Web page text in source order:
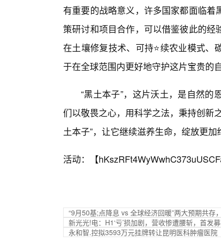
有重要的战略意义，许多国家都面临
策研讨和项目合作，可以借鉴彼此的
在土壤修复技术、可持⭐续农业模式
于在全球范围内更好地守护这片宝贵的
“黑土本子”，这片沃土，是自然
们以敬畏之心，用科学之法，秉持创新
土本子”，让它继续滋养生命，绽放更
活动：【
“9月50基;点降息 vs 全球经济回暖”两大预期共存
新光光!电：H1‘亏’损加剧，营收惨遭腰斩，首发
永和智.控拟3593万元挂牌转让昆明医科肿瘤医院